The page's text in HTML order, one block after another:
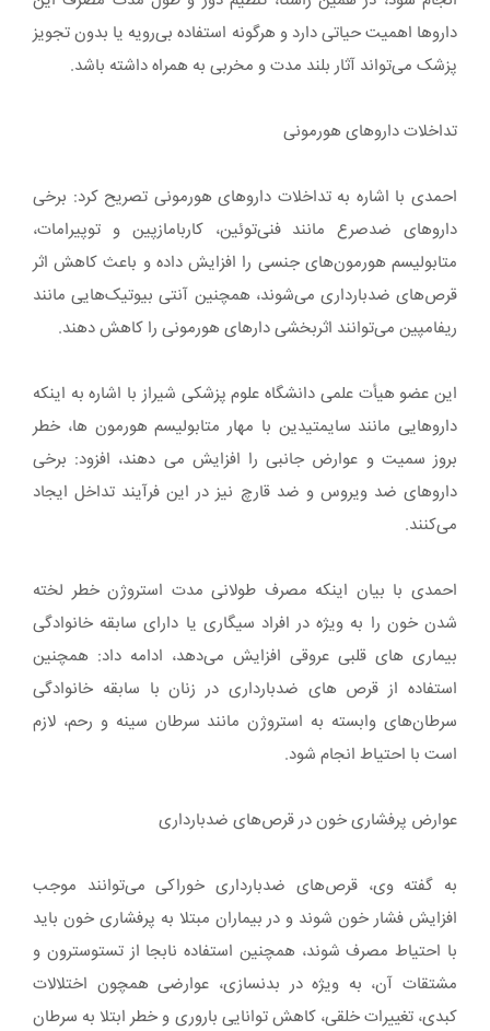
داروها اهمیت حیاتی دارد و هرگونه استفاده بی‌رویه یا بدون تجویز
پزشک می‌تواند آثار بلند مدت و مخربی به همراه داشته باشد.
تداخلات داروهای هورمونی
احمدی با اشاره به تداخلات داروهای هورمونی تصریح کرد: برخی
داروهای ضدصرع مانند فنی‌توئین، کاربامازپین و توپیرامات،
متابولیسم هورمون‌های جنسی را افزایش داده و باعث کاهش اثر
قرص‌های ضدبارداری می‌شوند، همچنین آنتی‌ بیوتیک‌هایی مانند
ریفامپین می‌توانند اثربخشی دارهای هورمونی را کاهش دهند.
این عضو هیأت علمی دانشگاه علوم پزشکی شیراز با اشاره به اینکه
داروهایی مانند سایمتیدین با مهار متابولیسم هورمون‌ ها، خطر
بروز سمیت و عوارض جانبی را افزایش می‌ دهند، افزود: برخی
داروهای ضد ویروس و ضد قارچ نیز در این فرآیند تداخل ایجاد
می‌کنند.
احمدی با بیان اینکه مصرف طولانی ‌مدت استروژن خطر لخته
شدن خون را به ‌ویژه در افراد سیگاری یا دارای سابقه خانوادگی
بیماری‌ های قلبی عروقی افزایش می‌دهد، ادامه داد: همچنین
استفاده از قرص ‌های ضدبارداری در زنان با سابقه خانوادگی
سرطان‌های وابسته به استروژن مانند سرطان سینه و رحم، لازم
است با احتیاط انجام شود.
عوارض پرفشاری خون در قرص‌های ضدبارداری
به گفته وی، قرص‌های ضدبارداری خوراکی می‌توانند موجب
افزایش فشار خون شوند و در بیماران مبتلا به پرفشاری خون باید
با احتیاط مصرف شوند، همچنین استفاده نابجا از تستوسترون و
مشتقات آن، به‌ ویژه در بدنسازی، عوارضی همچون اختلالات
کبدی، تغییرات خلقی، کاهش توانایی باروری و خطر ابتلا به سرطان